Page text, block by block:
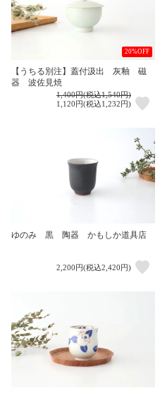
20%OFF
【うちる別注】蓋付汲出 灰釉 磁
器 波佐見焼
1,400円(税込1,540円)
1,120円(税込1,232円)
ゆのみ 黒 陶器 かもしか道具店
2,200円(税込2,420円)